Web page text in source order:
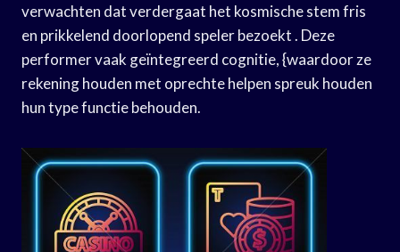
verwachten dat verdergaat het kosmische stem fris
en prikkelend doorlopend speler bezoekt . Deze
performer vaak geïntegreerd cognitie, {waardoor ze
rekening houden met oprechte helpen spreuk houden
hun type functie behouden.